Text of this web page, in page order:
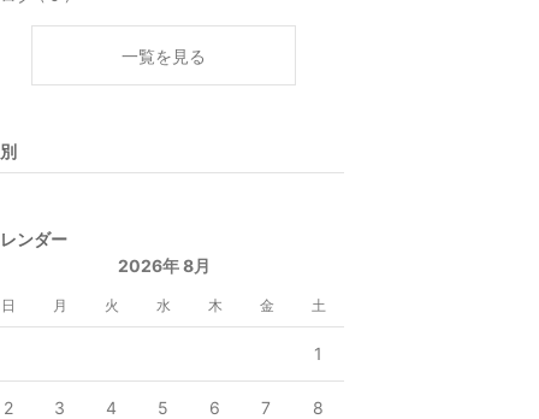
一覧を見る
ンダー
2026年 8月
日 月 火 水 木 金 土
1
2 3 4 5 6 7 8